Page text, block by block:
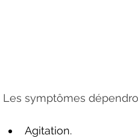
Les symptômes
Agitation.